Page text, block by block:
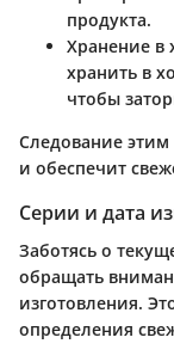
продукта.
Хранение в
хранить в
чтобы
Следование
и обеспечит
Серии и дата
Заботясь о
обращать
изготовления.
определения